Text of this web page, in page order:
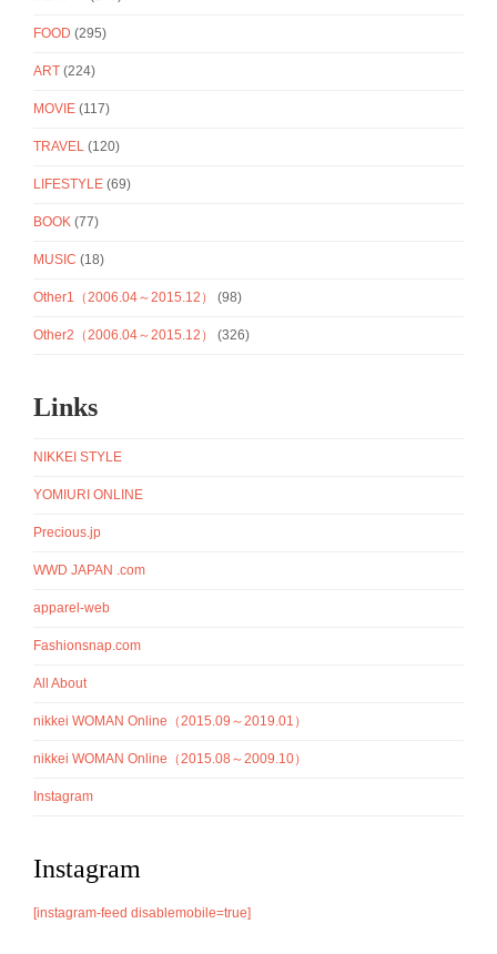
FOOD (295)
ART (224)
MOVIE (117)
TRAVEL (120)
LIFESTYLE (69)
BOOK (77)
MUSIC (18)
Other1（2006.04～2015.12） (98)
Other2（2006.04～2015.12） (326)
Links
NIKKEI STYLE
YOMIURI ONLINE
Precious.jp
WWD JAPAN .com
apparel-web
Fashionsnap.com
All About
nikkei WOMAN Online（2015.09～2019.01）
nikkei WOMAN Online（2015.08～2009.10）
Instagram
Instagram
[instagram-feed disablemobile=true]